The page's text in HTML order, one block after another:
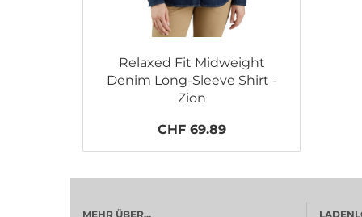
Relaxed Fit Midweight
Denim Long-Sleeve Shirt -
Zion
CHF 69.89
MEHR ÜBER...